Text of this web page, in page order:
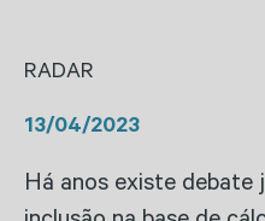
RADAR
13/04/2023
Há anos existe debate